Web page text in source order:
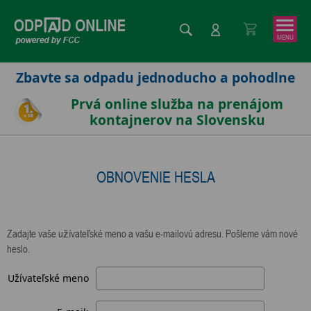
Zbavte sa odpadu jednoducho a pohodlne
Prvá online služba na prenájom
kontajnerov na Slovensku
OBNOVENIE HESLA
Zadajte vaše užívateľské meno a vašu e-mailovú adresu. Pošleme vám nové
heslo.
Užívateľské meno